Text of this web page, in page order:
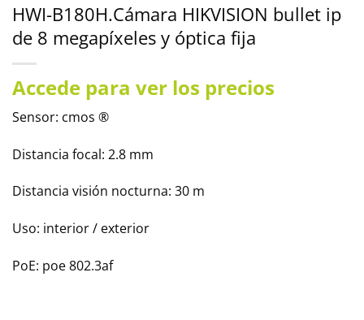
HWI-B180H.Cámara HIKVISION bullet ip
de 8 megapíxeles y óptica fija
Accede para ver los precios
Sensor: cmos ®
Distancia focal: 2.8 mm
Distancia visión nocturna: 30 m
Uso: interior / exterior
PoE: poe 802.3af